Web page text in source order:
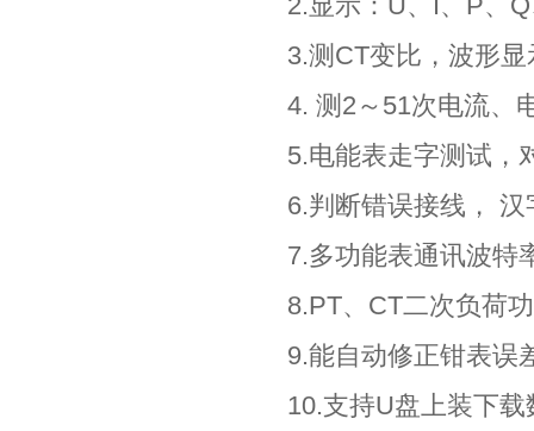
3.测CT变比，波形显
4. 测2～51次电流、
5.电能表走字测试，
6.判断错误接线， 汉
7.多功能表通讯波特
8.PT、CT二次负荷
9.能自动修正钳表误
10.支持U盘上装下